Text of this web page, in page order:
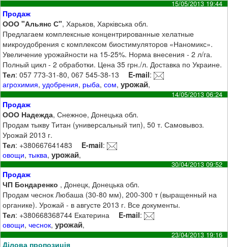
15/05/2013 19:44
Продаж
ООО "Альянс С", Харьков, Харківська обл.
Предлагаем комплексные концентрированные хелатные
микроудобрения с комплексом биостимуляторов «Наномикс».
Увеличение урожайности на 15-25%. Норма внесения - 2 л/га.
Полный цикл - 2 обработки. Цена 35 грн./л. Доставка по Украине.
Тел: 057 773-31-80, 067 545-38-13 E-mail:
агрохимия,удобрения, рыба,сом,урожай,
14/05/2013 06:24
Продаж
ООО Надежда, Снежное, Донецька обл.
Продам тыкву Титан (универсальный тип), 50 т. Самовывоз.
Урожай 2013 г.
Тел: +380667641483 E-mail:
овощи,тыква,урожай,
30/04/2013 09:52
Продаж
ЧП Бондаренко , Донецк, Донецька обл.
Продам чеснок Любаша (30-80 мм), 200-300 т (выращенный на
органике). Урожай - в августе 2013 г. Все документы.
Тел: +380668368744 Екатерина E-mail:
овощи,чеснок,урожай,
23/04/2013 19:16
Ділова пропозиція